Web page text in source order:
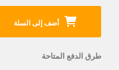
أضف إلى السلة
طرق الدفع المتاحة